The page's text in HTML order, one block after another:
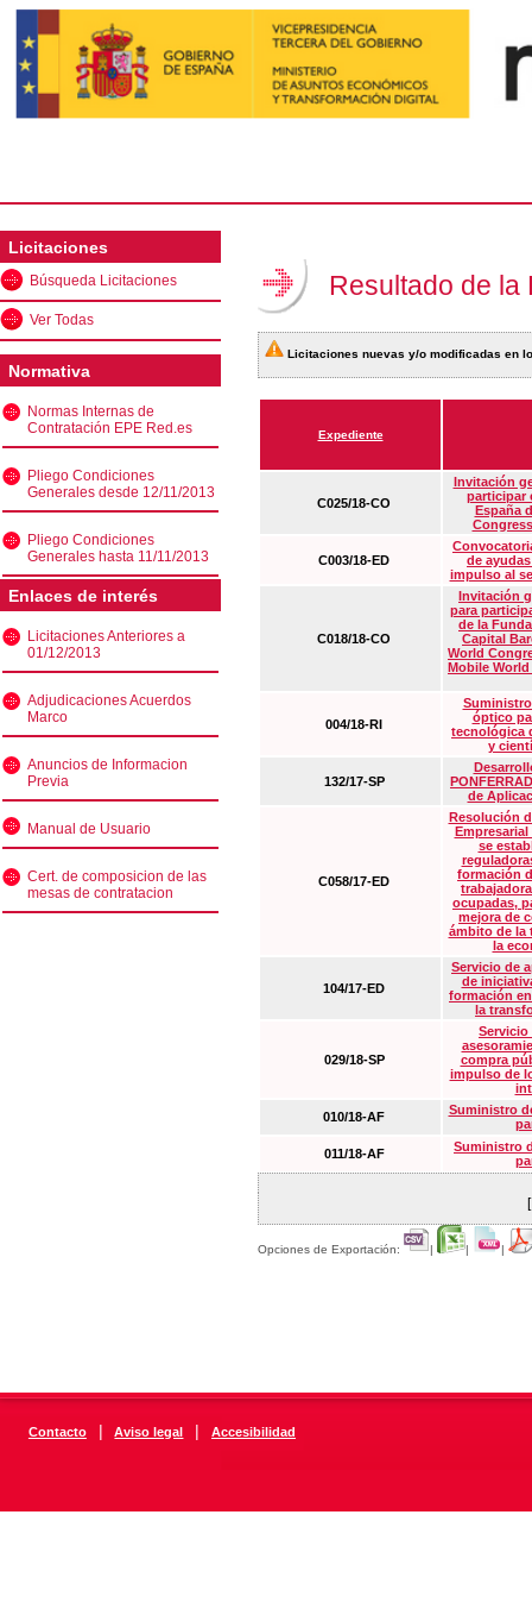
Licitaciones
Búsqueda Licitaciones
Ver Todas
Normativa
Normas Internas de
Contratación EPE Red.es
Pliego Condiciones
Generales desde 12/11/2013
Pliego Condiciones
Generales hasta 11/11/2013
Enlaces de interés
Licitaciones Anteriores a
01/12/2013
Adjudicaciones Acuerdos
Marco
Anuncios de Informacion
Previa
Manual de Usuario
Cert. de composicion de las
mesas de contratacion
Resultado de la
Licitaciones nuevas y/o modificadas en
Expediente
C025/18-CO
Invitación
participar
España
C003/18-ED
de
impulso al
C018/18-CO
Invitación
para
de la
Capital
World
Mobile
004/18-RI
óptico
tecnológica
y
132/17-SP
de
C058/17-ED
Resolución
Empresarial
se
formación
ocupadas,
mejora de
ámbito de la
la
104/17-ED
Servicio de
de
formación
la
029/18-SP
Servicio
compra
impulso de
010/18-AF
Suministro
011/18-AF
Suministro
Opciones de Exportación: | | |
Contacto | Aviso legal | Accesibilidad